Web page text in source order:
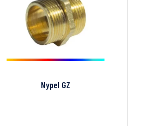
Nypel GZ